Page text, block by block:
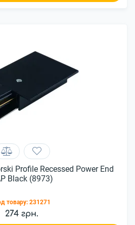
Profile Recessed Power End
Black (8973)
товару: 231271
274 грн.